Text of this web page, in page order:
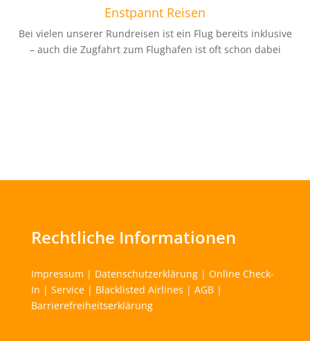
Enstpannt Reisen
Bei vielen unserer Rundreisen ist ein Flug bereits inklusive
– auch die Zugfahrt zum Flughafen ist oft schon dabei
Rechtliche Informationen
Impressum | Datenschutzerklärung| Online Check-
In | Service| Blacklisted Airlines | AGB|
Barrierefreiheitserklärung